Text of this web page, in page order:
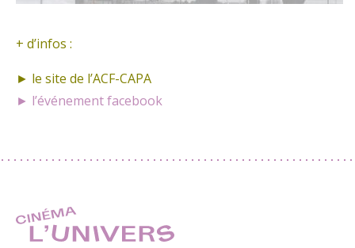
+ d’infos :
► le site de l’ACF-CAPA
► l’événement facebook